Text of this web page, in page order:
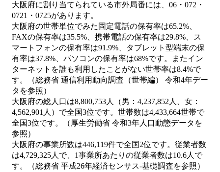
大阪府に割り当てられている市外局番には、06・072・
0721・0725があります。
大阪府の世帯単位でみた固定電話の保有率は65.2%、
FAXの保有率は35.5%、携帯電話の保有率は29.8%、ス
マートフォンの保有率は91.9%、タブレット型端末の保
有率は37.8%、パソコンの保有率は68%です。またイン
ターネットを誰も利用したことがない世帯率は8.4%で
す。（総務省 通信利用動向調査（世帯編） 令和4年デー
タを参照）
大阪府の総人口は8,800,753人（男：4,237,852人、女：
4,562,901人）で全国3位です。世帯数は4,433,664世帯で
全国3位です。（厚生労働省 令和3年人口動態データを
参照）
大阪府の事業所数は446,119件で全国2位です。従業者数
は4,729,325人で、1事業所あたりの従業者数は10.6人で
す。（総務省 平成26年経済センサス‐基礎調査を参照）